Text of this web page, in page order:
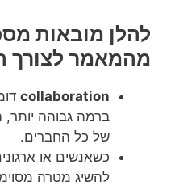
להלן מובאות
מהמאמר
collaboration
ברמה גבוהה
של כל החברים.
כשאנשים או
להשיג מטרה